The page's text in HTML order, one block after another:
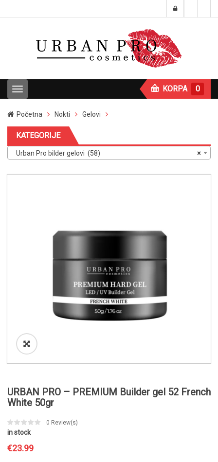
T
o
g
l
e
n
a
KORPA 0
Početna Nokti Gelovi
KATEGORIJE
×
Urban Pro bilder gelovi (58)
URBAN PRO – PREMIUM Builder gel 52 French
White 50gr
0 Review(s)
in stock
€23.99